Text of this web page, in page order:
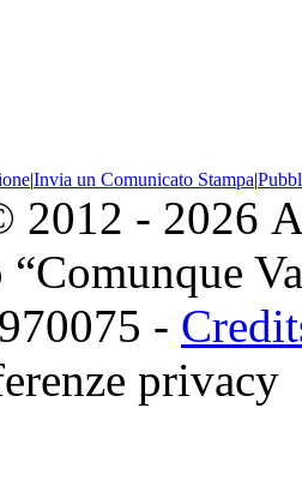
|Invia un Comunicato Stampa|
- 2026
-
privacy